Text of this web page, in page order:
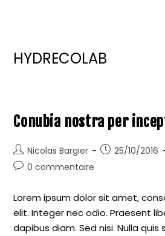
HYDRECOLAB
Conubia nostra per
Auteur/autrice
de
Nicolas Bargier
Publication
25/10/2016
Commentaires
publication :
0 commentaire
Lorem ipsum dolor sit amet,
elit. Integer nec odio. Praesent
dapibus diam. Sed nisi. Nulla quis